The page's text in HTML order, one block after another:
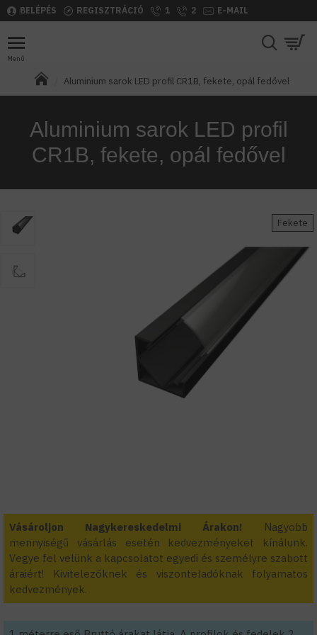
BELÉPÉS REGISZTRÁCIÓ 1 2 E-MAIL
Aluminium sarok LED profil CR1B, fekete, opál fedővel
Aluminium sarok LED profil
CR1B, fekete, opál fedővel
Fekete
Vásároljon Nagykereskedelmi Árakon!
Nagyobb
mennyiségű vásárlás esetén kedvezményeket kínálunk.
Vegye fel velünk a kapcsolatot egyedi és személyre szabott
áraiért! Kivitelezőknek és viszonteladóknak folyamatos
kedvezmények.